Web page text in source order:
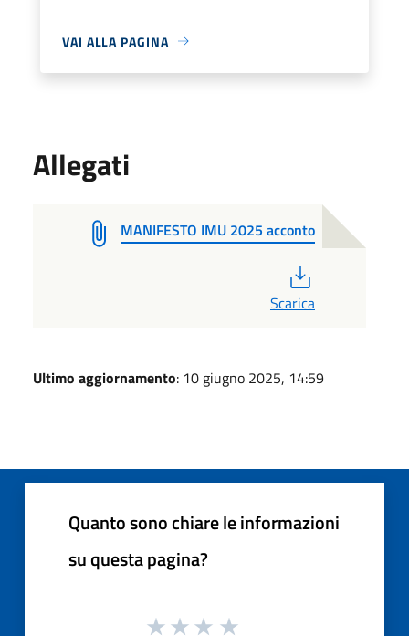
VAI ALLA PAGINA
Allegati
MANIFESTO IMU 2025 acconto
Scarica
Ultimo aggiornamento: 10 giugno 2025, 14:59
Quanto sono chiare le informazioni
su questa pagina?